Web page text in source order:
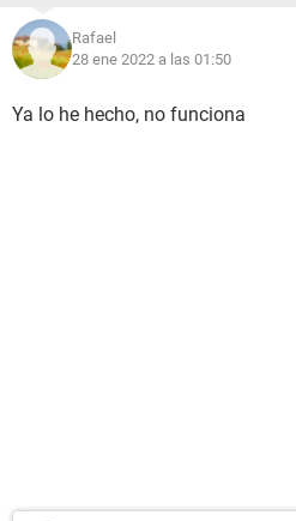
Rafael
28 ene 2022 a las 01:50
Ya lo he hecho, no funciona